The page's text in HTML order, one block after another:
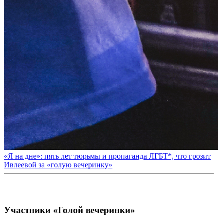
«Я на дне»: пять лет тюрьмы и пропаганда ЛГБТ*, что грозит
Ивлеевой за «голую вечеринку»
Участники «Голой вечеринки»